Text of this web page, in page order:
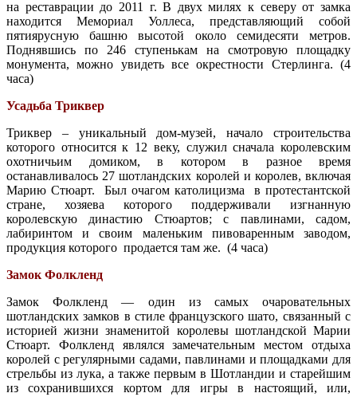
на реставрации до 2011 г. В двух милях к северу от замка
находится Мемориал Уоллеса, представляющий собой
пятиярусную башню высотой около семидесяти метров.
Поднявшись по 246 ступенькам на смотровую площадку
монумента, можно увидеть все окрестности Стерлинга. (4
часа)
Усадьба Триквер
Триквер – уникальный дом-музей, начало строительства
которого относится к 12 веку, служил сначала королевским
охотничьим домиком, в котором в разное время
останавливалось 27 шотландских королей и королев, включая
Марию Стюарт. Был очагом католицизма в протестантской
стране, хозяева которого поддерживали изгнанную
королевскую династию Стюартов; с павлинами, садом,
лабиринтом и своим маленьким пивоваренным заводом,
продукция которого продается там же. (4 часа)
Замок Фолкленд
Замок Фолкленд — один из самых очаровательных
шотландских замков в стиле французского шато, связанный с
историей жизни знаменитой королевы шотландской Марии
Стюарт. Фолкленд являлся замечательным местом отдыха
королей с регулярными садами, павлинами и площадками для
стрельбы из лука, а также первым в Шотландии и старейшим
из сохранившихся кортом для игры в настоящий, или,